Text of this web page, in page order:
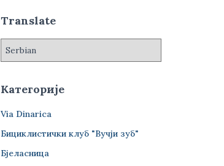
а
Translate
Категорије
Via Dinarica
Бициклистички клуб "Вучји зуб"
Бјеласница